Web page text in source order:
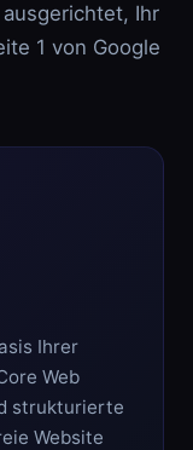
Ihr
1 von Google
Ihrer
Web
strukturierte
Website